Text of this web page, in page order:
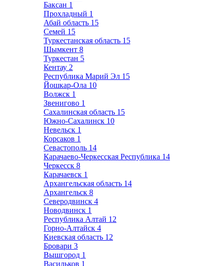
Баксан 1
Прохладный 1
Абай область 15
Семей 15
Туркестанская область 15
Шымкент 8
Туркестан 5
Кентау 2
Республика Марий Эл 15
Йошкар-Ола 10
Волжск 1
Звенигово 1
Сахалинская область 15
Южно-Сахалинск 10
Невельск 1
Корсаков 1
Севастополь 14
Карачаево-Черкесская Республика 14
Черкесск 8
Карачаевск 1
Архангельская область 14
Архангельск 8
Северодвинск 4
Новодвинск 1
Республика Алтай 12
Горно-Алтайск 4
Киевская область 12
Бровари 3
Вышгород 1
Васильков 1